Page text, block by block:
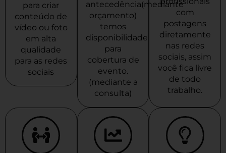
para criar
conteúdo de
vídeo ou foto
em alta
qualidade
para as redes
sociais
antecedência(mediante
orçamento)
temos
disponibilidade
para
cobertura de
evento.
(mediante a
consulta)
com
postagens
diretamente
nas redes
sociais, assim
você fica livre
de todo
trabalho.